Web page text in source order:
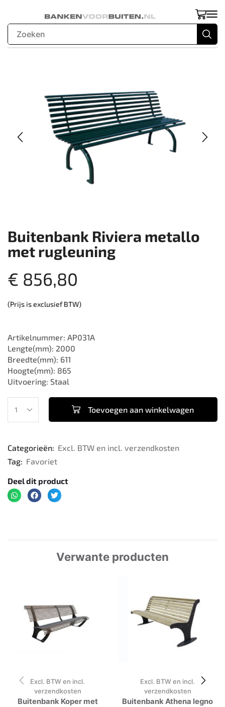
Buitenbank Riviera metallo
met rugleuning
€ 856,80
(Prijs is exclusief BTW)
Artikelnummer: AP031A
Lengte(mm): 2000
Breedte(mm): 611
Hoogte(mm): 865
Uitvoering: Staal
Toevoegen aan winkelwagen
Categorieën: Excl. BTW en incl. verzendkosten
Tag: Favoriet
Deel dit product
Verwante producten
Excl. BTW en incl.
verzendkosten
Buitenbank Koper met
Excl. BTW en incl.
verzendkosten
Buitenbank Athena legno